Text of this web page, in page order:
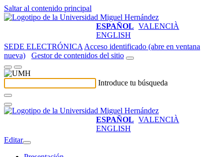
Saltar al contenido principal
ESPAÑOL VALENCIÀ
ENGLISH
SEDE ELECTRÓNICA Acceso identificado (abre en ventana
nueva)
Gestor de contenidos del sitio
Introduce tu búsqueda
ESPAÑOL VALENCIÀ
ENGLISH
Editar